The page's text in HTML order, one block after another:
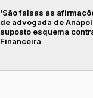
‘São falsas as
de advogada de
suposto esquema
Financeira